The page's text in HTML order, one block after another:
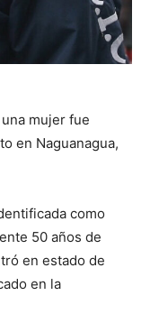
mujer fue
en Naguanagua,
como
50 años de
en estado de
en la